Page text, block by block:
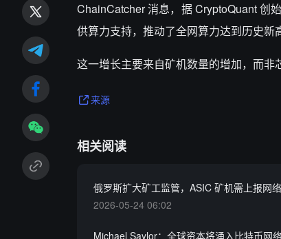
ChainCatcher 消息，据 CryptoQuant 创
供算力支持，推动了全网算力达到历史新
这一增长主要来自矿机数量的增加，而非
来源
相关阅读
俄罗斯扩大矿工监管，ASIC 矿机需上报网
2026-05-24 06:02
Michael Saylor：全球资本将涌入比特币网